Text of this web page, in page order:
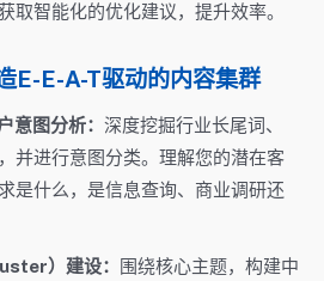
取智能化的优化建议，提升效率。
E-E-A-T驱动的内容集群
意图分析： 深度挖掘行业长尾词、
并进行意图分类。理解您的潜在客
是什么，是信息查询、商业调研还
）建设：
围绕核心主题，构建中